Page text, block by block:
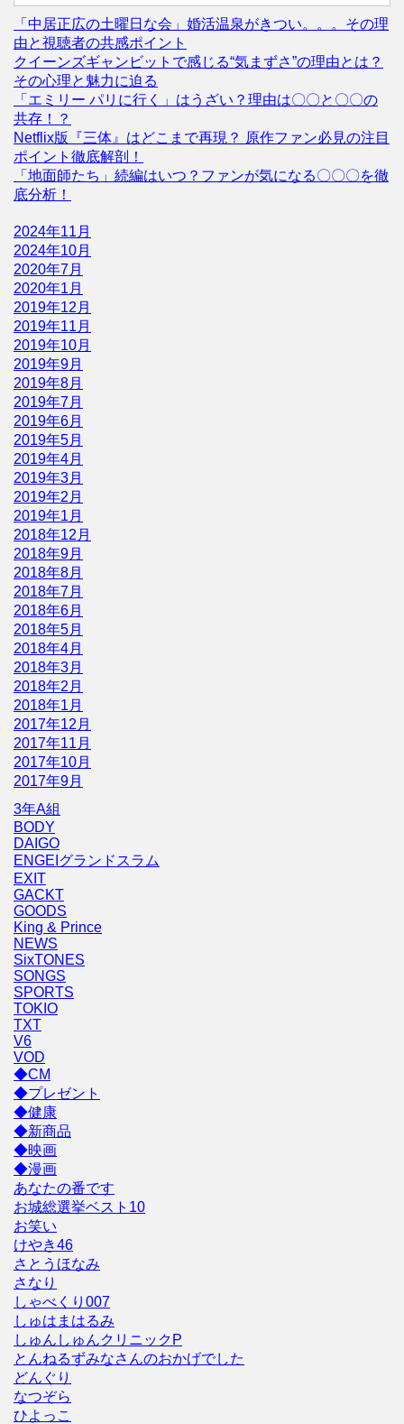
「中居正広の土曜日な会」婚活温泉がきつい。。。その理
由と視聴者の共感ポイント
クイーンズギャンビットで感じる“気まずさ”の理由とは？
その心理と魅力に迫る
「エミリー パリに行く」はうざい？理由は〇〇と〇〇の
共存！？
Netflix版『三体』はどこまで再現？ 原作ファン必見の注目
ポイント徹底解剖！
「地面師たち」続編はいつ？ファンが気になる〇〇〇を徹
底分析！
2024年11月
2024年10月
2020年7月
2020年1月
2019年12月
2019年11月
2019年10月
2019年9月
2019年8月
2019年7月
2019年6月
2019年5月
2019年4月
2019年3月
2019年2月
2019年1月
2018年12月
2018年9月
2018年8月
2018年7月
2018年6月
2018年5月
2018年4月
2018年3月
2018年2月
2018年1月
2017年12月
2017年11月
2017年10月
2017年9月
3年A組
BODY
DAIGO
ENGEIグランドスラム
EXIT
GACKT
GOODS
King & Prince
NEWS
SixTONES
SONGS
SPORTS
TOKIO
TXT
V6
VOD
◆CM
◆プレゼント
◆健康
◆新商品
◆映画
◆漫画
あなたの番です
お城総選挙ベスト10
お笑い
けやき46
さとうほなみ
さなり
しゃべくり007
しゅはまはるみ
しゅんしゅんクリニックP
とんねるずみなさんのおかげでした
どんぐり
なつぞら
ひよっこ